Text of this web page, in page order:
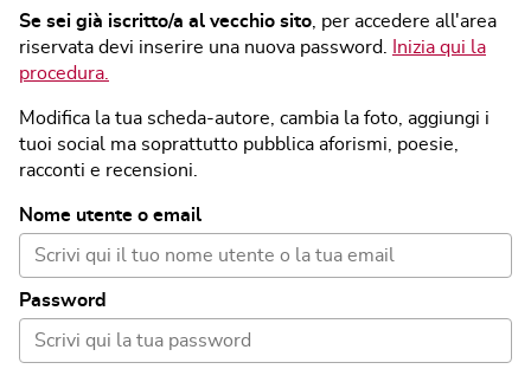
Se sei già iscritto/a al vecchio sito , per accedere all'area
riservata devi inserire una nuova password.
Inizia qui la
procedura.
Modifica la tua scheda-autore, cambia la foto, aggiungi i
tuoi social ma soprattutto pubblica aforismi, poesie,
racconti e recensioni.
Nome utente o email
Password